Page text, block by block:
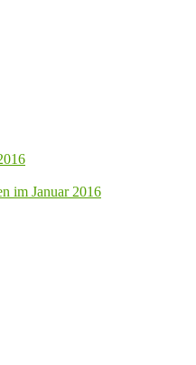
im Januar 2016